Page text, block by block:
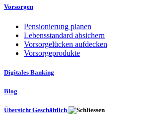
Vorsorgen
Pensionierung planen
Lebensstandard absichern
Vorsorgelücken aufdecken
Vorsorgeprodukte
Digitales Banking
Blog
Übersicht Geschäftlich